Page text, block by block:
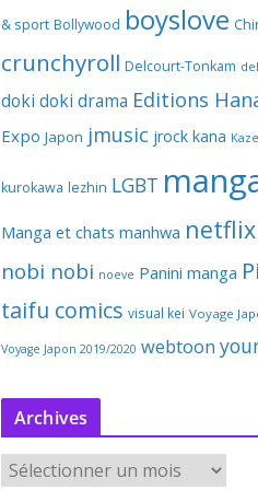
& sport Bollywood boyslove
crunchyroll Delcourt-Tonkam
doki doki drama Editions
Expo Japon jmusic jrock kana Kaze
kurokawa lezhin LGBT
Manga et chats manhwa netflix
nobi nobi noeve Panini manga
taifu comics visual kei Voyage
Voyage Japon 2019/2020 webtoon
Archives